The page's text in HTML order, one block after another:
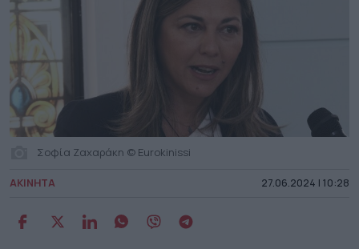
Σοφία Ζαχαράκη © Eurokinissi
ΑΚΙΝΗΤΑ 27.06.2024 | 10:28